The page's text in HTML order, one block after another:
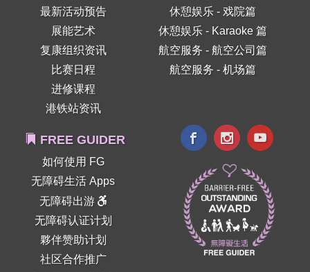
最新活动预告
展能艺术
复康组织资讯
比赛日程
进修课程
港铁站资讯
休憩娱乐 - 戏院篇
休憩娱乐 - Karaoke 篇
航空服务 - 航空公司篇
航空服务 - 机场篇
FREE GUIDER
如何使用 FG
无障碍生活 Apps
无障碍出游
无障碍认证计划
夥伴赞助计划
社区合作推广